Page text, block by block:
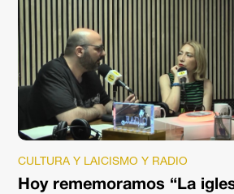
CULTURA Y LAICISMO Y RADIO
Hoy rememoramos “La